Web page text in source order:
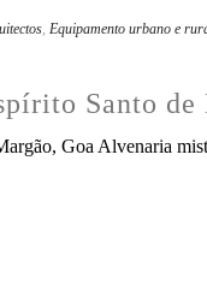
, Equipamento urbano e
Santo
Goa Alvenaria